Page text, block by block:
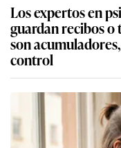
Los expertos en
guardan recibos o
son
control